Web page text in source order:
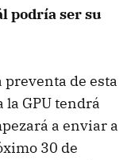
podría ser su
de esta
la GPU tendrá
a enviar a
30 de